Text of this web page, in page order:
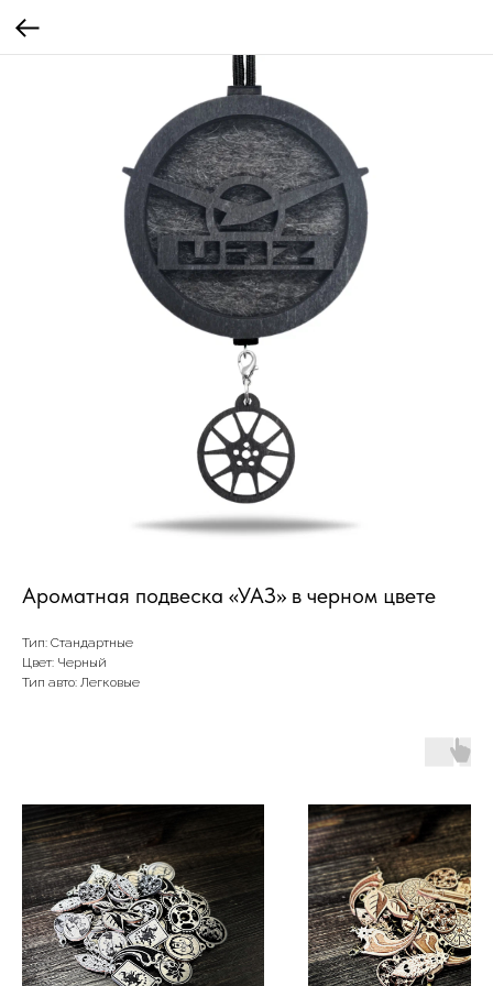
Ароматная подвеска «УАЗ» в черном цвете
Тип: Стандартные
Цвет: Черный
Тип авто: Легковые